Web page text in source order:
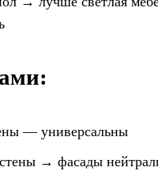
— универсальны
→ фасады